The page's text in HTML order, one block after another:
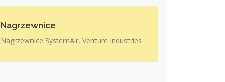
Nagrzewnice
Nagrzewnice SystemAir, Venture Industries